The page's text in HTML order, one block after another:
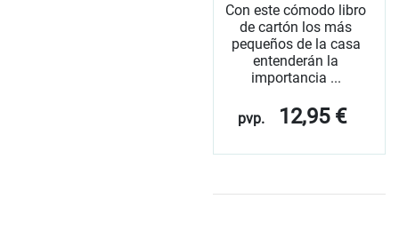
Con este cómodo libro
de cartón los más
pequeños de la casa
entenderán la
importancia ...
pvp. 12,95 €